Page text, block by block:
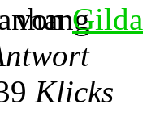
vonGilda
Klicks